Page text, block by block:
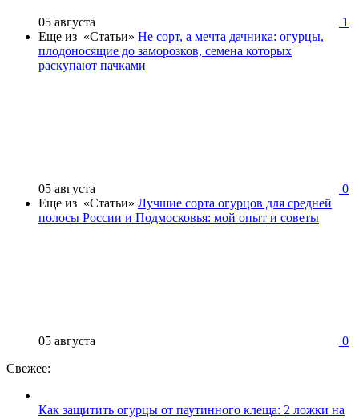
05 августа
1
Еще из «Статьи» Не сорт, а мечта дачника: огурцы,
плодоносящие до заморозков, семена которых
раскупают пачками
05 августа
0
Еще из «Статьи» Лучшие сорта огурцов для средней
полосы России и Подмосковья: мой опыт и советы
05 августа
0
Свежее:
Как защитить огурцы от паутинного клеща: 2 ложки на